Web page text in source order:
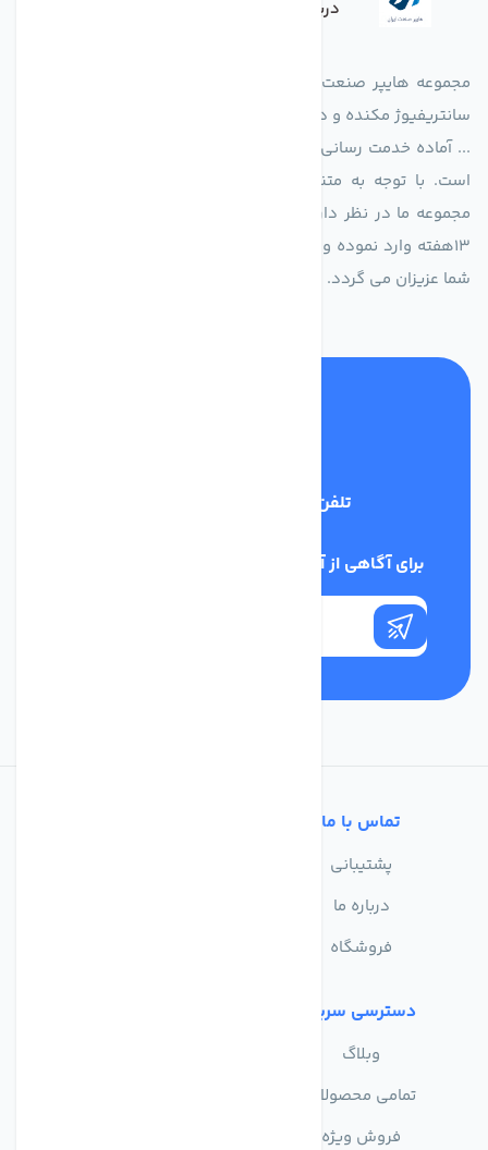
درباره فروشگاه
مجموعه هایپر صنعت ایران در امر تولید و واردات انواع فن های
سانتریفیوژ مکنده و دمنده آکسیال، سقفی، بین کانالی، مرغداری و
... آماده خدمت رسانی به شرکت های تولیدی، صنعتی و ساختمانی
است. با توجه به متنوع بودن فن های تولیدی کمپانی اروپایی
مجموعه ما در نظر دارد کالاهای تخصصی شما عزیزان رو در صرف
13هفته وارد نموده و این عمر باعث صرفه جویی در هزینه و زمان
شما عزیزان می گردد.
تلفن پشتیبانی
برای آگاهی از آخرین اخبار در خبرنامه ما عضو شوید
تماس با ما
پشتیبانی
درباره ما
فروشگاه
دسترسی سریع
وبلاگ
تمامی محصولات
فروش ویژه